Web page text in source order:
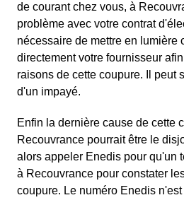
de courant chez vous, à
problème avec votre contrat
nécessaire de mettre en lumière
directement votre fournisseur
raisons de cette coupure. Il peut
d'un impayé.
Enfin la dernière cause de cette
Recouvrance pourrait être le
alors appeler Enedis pour qu'un
à Recouvrance pour constater
coupure. Le numéro Enedis